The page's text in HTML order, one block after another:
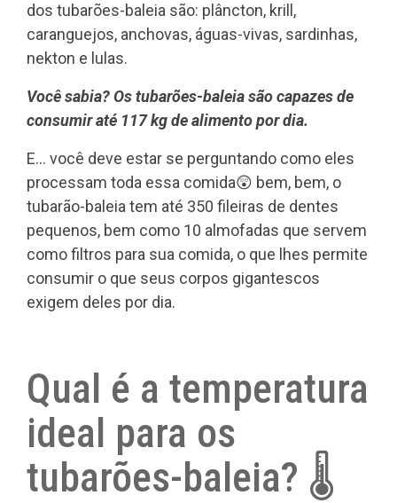
dos tubarões-baleia são: plâncton, krill,
caranguejos, anchovas, águas-vivas, sardinhas,
nekton e lulas.
Você sabia? Os tubarões-baleia são capazes de
consumir até 117 kg de alimento por dia.
E... você deve estar se perguntando como eles
processam toda essa comida😲 bem, bem, o
tubarão-baleia tem até 350 fileiras de dentes
pequenos, bem como 10 almofadas que servem
como filtros para sua comida, o que lhes permite
consumir o que seus corpos gigantescos
exigem deles por dia.
Qual é a temperatura
ideal para os
tubarões-baleia? 🌡️